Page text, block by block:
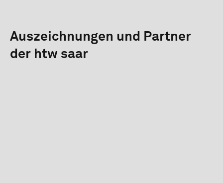
Auszeichnungen und Partner
der htw saar